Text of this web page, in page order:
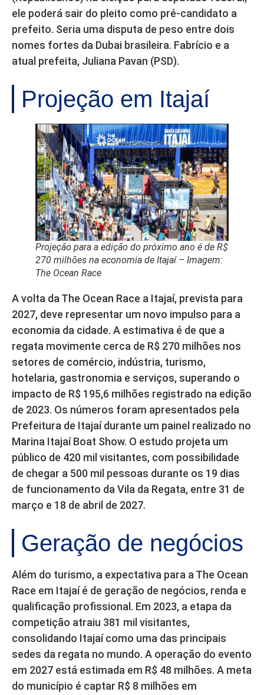
ele poderá sair do pleito como pré-candidato a
prefeito. Seria uma disputa de peso entre dois
nomes fortes da Dubai brasileira. Fabrício e a
atual prefeita, Juliana Pavan (PSD).
Projeção em Itajaí
Projeção para a edição do próximo ano é de R$
270 milhões na economia de Itajaí – Imagem:
The Ocean Race
A volta da The Ocean Race a Itajaí, prevista para
2027, deve representar um novo impulso para a
economia da cidade. A estimativa é de que a
regata movimente cerca de R$ 270 milhões nos
setores de comércio, indústria, turismo,
hotelaria, gastronomia e serviços, superando o
impacto de R$ 195,6 milhões registrado na edição
de 2023. Os números foram apresentados pela
Prefeitura de Itajaí durante um painel realizado no
Marina Itajaí Boat Show. O estudo projeta um
público de 420 mil visitantes, com possibilidade
de chegar a 500 mil pessoas durante os 19 dias
de funcionamento da Vila da Regata, entre 31 de
março e 18 de abril de 2027.
Geração de negócios
Além do turismo, a expectativa para a The Ocean
Race em Itajaí é de geração de negócios, renda e
qualificação profissional. Em 2023, a etapa da
competição atraiu 381 mil visitantes,
consolidando Itajaí como uma das principais
sedes da regata no mundo. A operação do evento
em 2027 está estimada em R$ 48 milhões. A meta
do município é captar R$ 8 milhões em